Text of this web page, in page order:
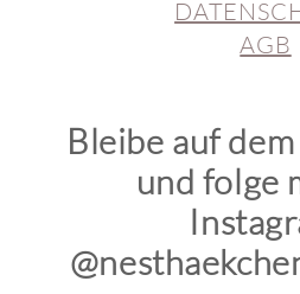
AGB
Bleibe auf
und folge